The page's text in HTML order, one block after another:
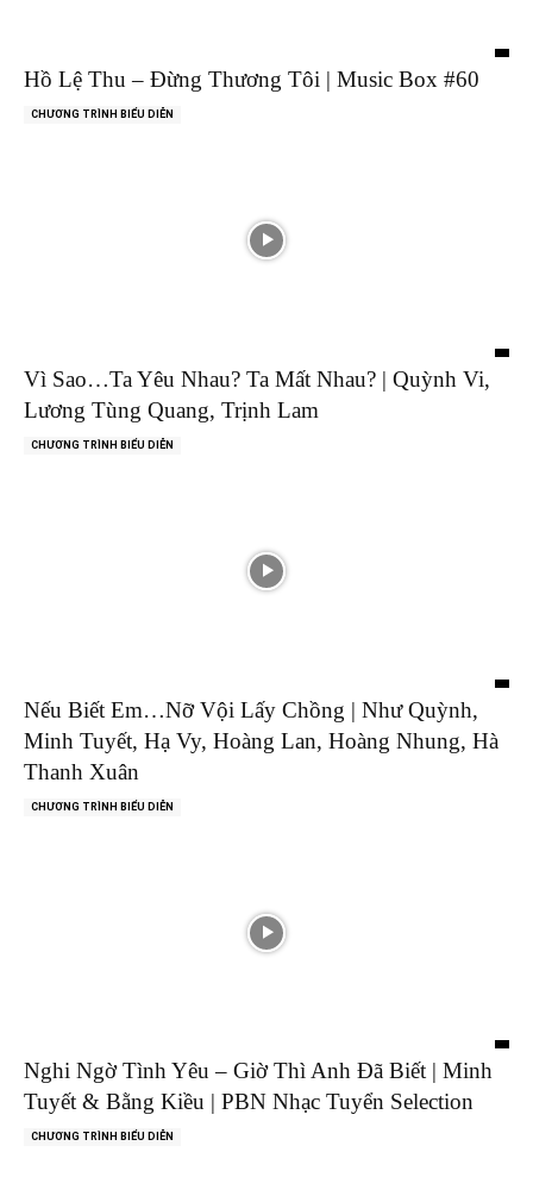
Hồ Lệ Thu – Đừng Thương Tôi | Music Box #60
CHƯƠNG TRÌNH BIỂU DIỄN
Vì Sao…Ta Yêu Nhau? Ta Mất Nhau? | Quỳnh Vi,
Lương Tùng Quang, Trịnh Lam
CHƯƠNG TRÌNH BIỂU DIỄN
Nếu Biết Em…Nỡ Vội Lấy Chồng | Như Quỳnh,
Minh Tuyết, Hạ Vy, Hoàng Lan, Hoàng Nhung, Hà
Thanh Xuân
CHƯƠNG TRÌNH BIỂU DIỄN
Nghi Ngờ Tình Yêu – Giờ Thì Anh Đã Biết | Minh
Tuyết & Bằng Kiều | PBN Nhạc Tuyển Selection
CHƯƠNG TRÌNH BIỂU DIỄN